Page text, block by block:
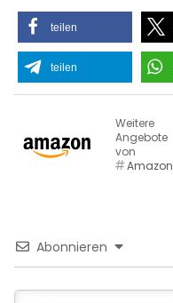
teilen
teilen
Weitere
Angebote
von
Amazon
Abonnieren